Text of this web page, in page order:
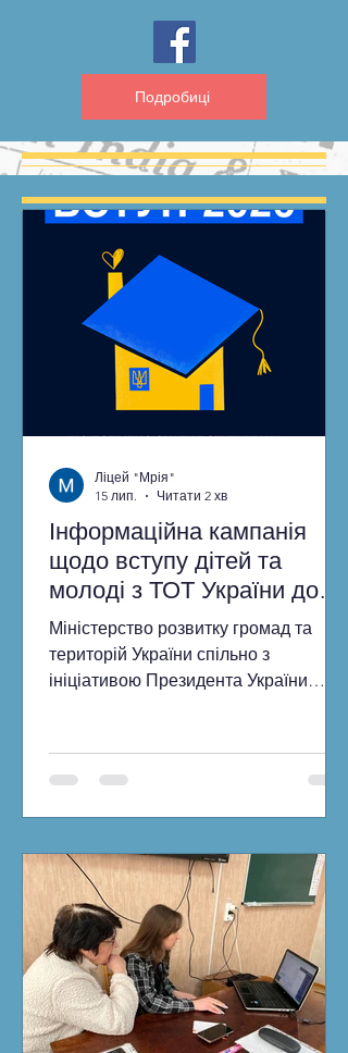
Подробиці
Інформаційна кампанія
щодо вступу дітей та
молоді з ТОТ України до
ЗВО
Міністерство розвитку громад та
територій України спільно з
ініціативою Президента України
інформаційної кампанії щодо вступу
дітей та молоді з тимчасово
вступники, зареєстровані або
задекларовані на ТОТ чи територіях
активних бойових дій, мають право
на вступ за квотою-2. Це означає, що
вони беруть участь в окремому
конкурсі на бюджетні місця й
Ліцей "Мрія"
15 лип.
Читати 2 хв